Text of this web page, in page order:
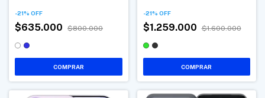
-21% OFF
$635.000 $800.000
COMPRAR
-21% OFF
$1.259.000 $1.600.000
COMPRAR